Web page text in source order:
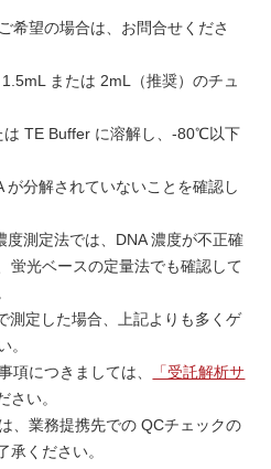
希望の場合は、お問合せくださ
または 2mL（推奨）のチュ
TE Buffer に溶解し、-80℃以下
が分解されていないことを確認し
測定法では、DNA 濃度が不正確
蛍光ベースの定量法でも確認して
定した場合、上記よりも多くゲ
。
項につきましては、
「受託解析サ
さい。
、業務提携先での QCチェックの
承ください。